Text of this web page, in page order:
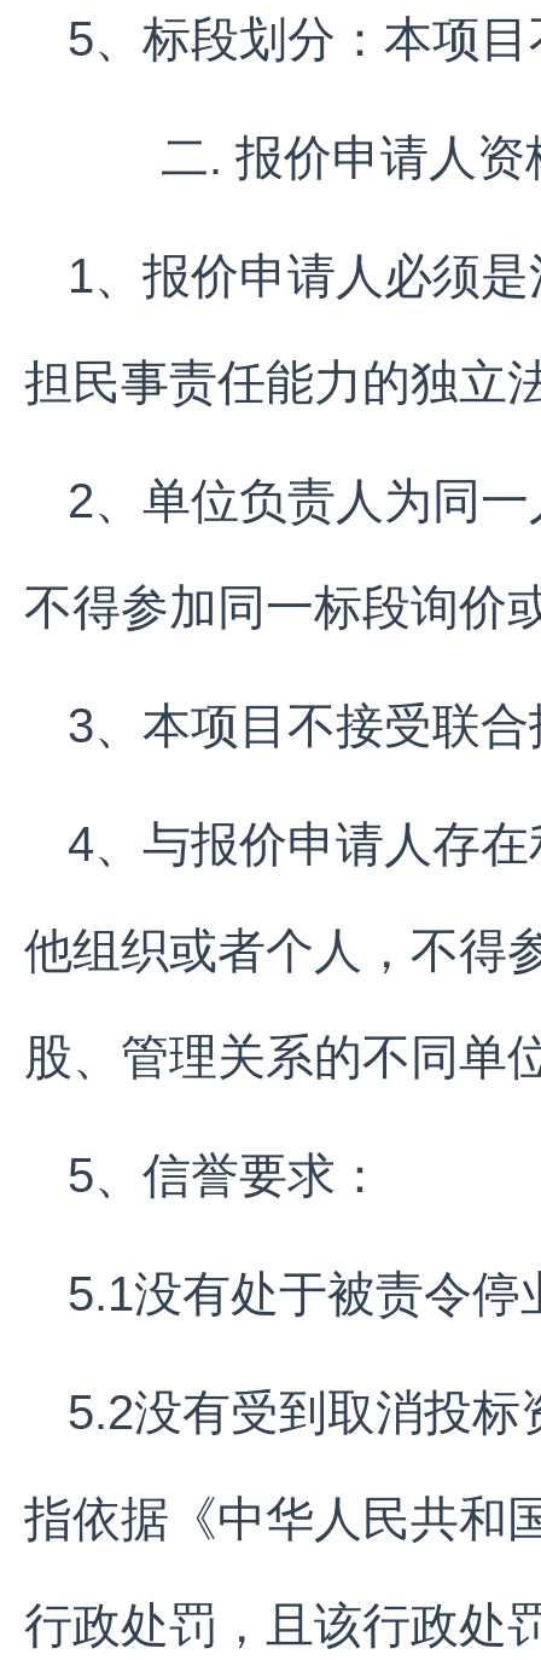
5、标段划分：本项
二. 报价申请人资
1、报价申请人必须
担民事责任能力的独立
2、单位负责人为同
不得参加同一标段询价
3、本项目不接受联
4、与报价申请人存
他组织或者个人，不得
股、管理关系的不同单
5、信誉要求：
5.1没有处于被责令
5.2没有受到取消投标
指依据《中华人民共和
行政处罚，且该行政处